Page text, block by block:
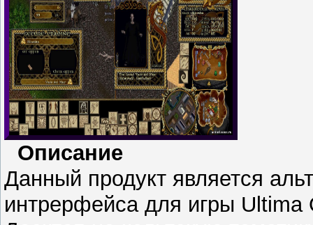
Описание
Данный продукт является
интрерфейса для игры Ultima